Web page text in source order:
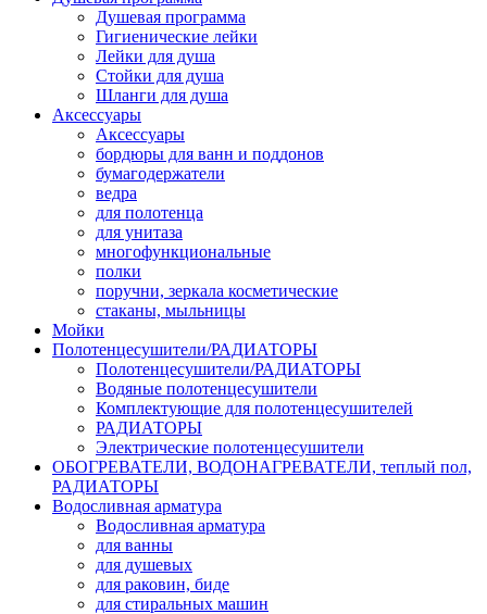
Душевая программа
Гигиенические лейки
Лейки для душа
Стойки для душа
Шланги для душа
Аксессуары
Аксессуары
бордюры для ванн и поддонов
бумагодержатели
ведра
для полотенца
для унитаза
многофункциональные
полки
поручни, зеркала косметические
стаканы, мыльницы
Мойки
Полотенцесушители/РАДИАТОРЫ
Полотенцесушители/РАДИАТОРЫ
Водяные полотенцесушители
Комплектующие для полотенцесушителей
РАДИАТОРЫ
Электрические полотенцесушители
ОБОГРЕВАТЕЛИ, ВОДОНАГРЕВАТЕЛИ, теплый пол,
РАДИАТОРЫ
Водосливная арматура
Водосливная арматура
для ванны
для душевых
для раковин, биде
для стиральных машин